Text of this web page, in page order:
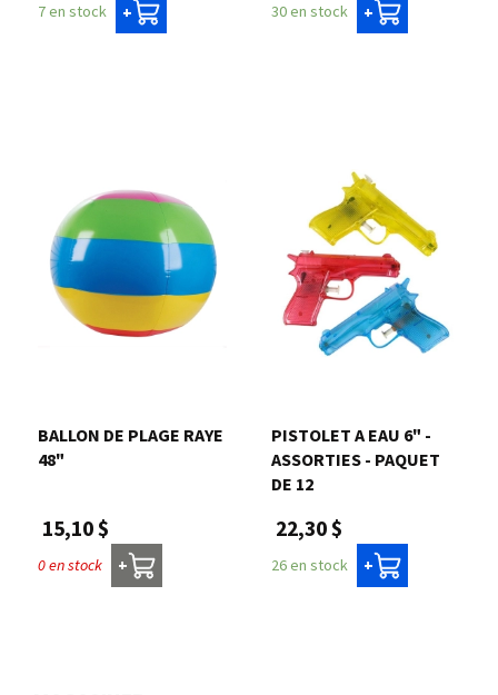
7 en stock + 30 en stock +
BALLON DE PLAGE RAYE
48"
15,10 $
0 en stock +
PISTOLET A EAU 6" -
ASSORTIES - PAQUET
DE 12
22,30 $
26 en stock +